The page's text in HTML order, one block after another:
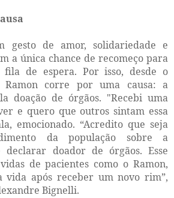
gesto de amor, solidariedade e
a única chance de recomeço para
fila de espera. Por isso, desde o
Ramon corre por uma causa: a
doação de órgãos. "Recebi uma
e quero que outros sintam essa
emocionado. “Acredito que seja
da população sobre a
doador de órgãos. Esse
de pacientes como o Ramon,
vida após receber um novo rim”,
Bignelli.